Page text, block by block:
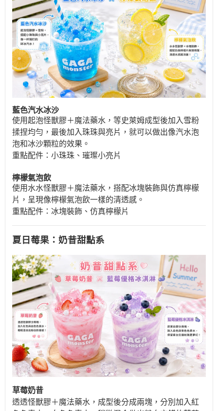
藍色汽水冰沙
使用起泡怪獸膠＋魔法藥水，等史萊姆成型後加入 雪粉
揉捏均勻，最後加入珠珠與亮片，就可以做出像汽水泡
泡和冰沙顆粒的效果。
重點配件：小珠珠、璀璨小亮片
檸檬氣泡飲
使用水水怪獸膠＋魔法藥水 ，搭配冰塊裝飾與仿真檸檬
片，呈現像檸檬氣泡飲一樣的清透感。
重點配件：冰塊裝飾、仿真檸檬片
夏日莓果：奶昔甜點系
草莓奶昔
透透怪獸膠＋魔法藥水，成型後分成兩塊，分別加入紅